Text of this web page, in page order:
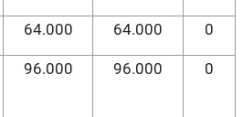
64.000 64.000 0
96.000 96.000 0